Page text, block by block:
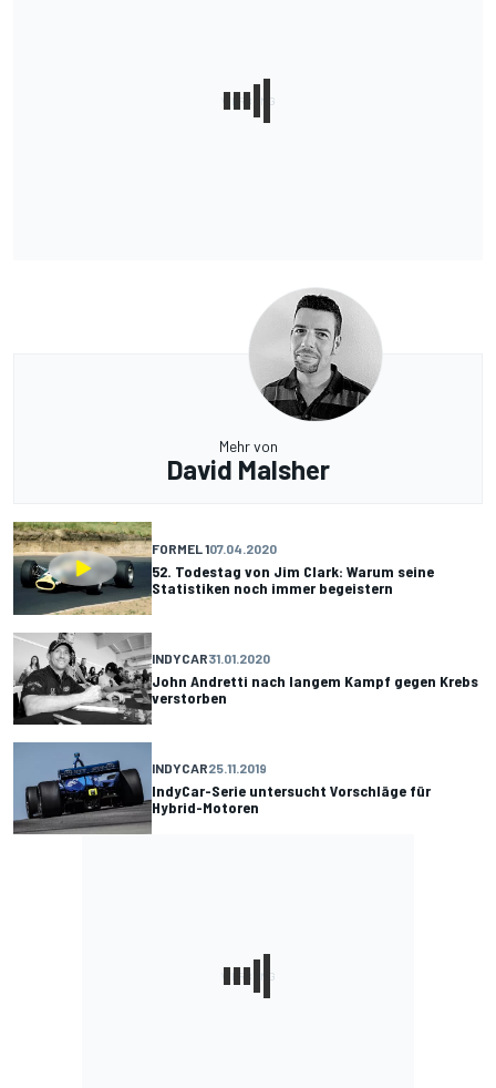
Mehr von
David Malsher
FORMEL 107.04.2020
52. Todestag von Jim Clark: Warum seine
Statistiken noch immer begeistern
INDYCAR31.01.2020
John Andretti nach langem Kampf gegen Krebs
verstorben
INDYCAR25.11.2019
IndyCar-Serie untersucht Vorschläge für
Hybrid-Motoren